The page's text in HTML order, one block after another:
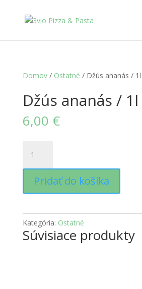
Domov/ Ostatné / Džús ananás / 1l
Džús ananás / 1l
6,00 €
Džús
ananás
1l
Pridať do košíka
Kategória: Ostatné
Súvisiace produkty